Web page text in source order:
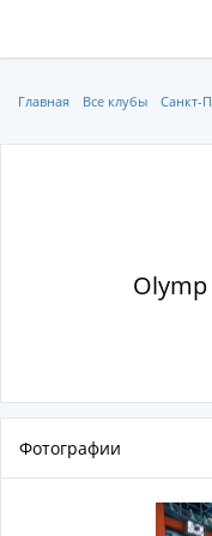
Главная Все клубы Санкт-
Olymp
Фотографии